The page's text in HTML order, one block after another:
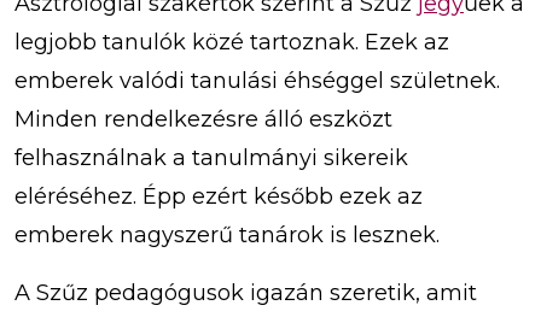
legjobb tanulók közé tartoznak. Ezek az
emberek valódi tanulási éhséggel születnek.
Minden rendelkezésre álló eszközt
felhasználnak a tanulmányi sikereik
eléréséhez. Épp ezért később ezek az
emberek nagyszerű tanárok is lesznek.
A Szűz pedagógusok igazán szeretik, amit